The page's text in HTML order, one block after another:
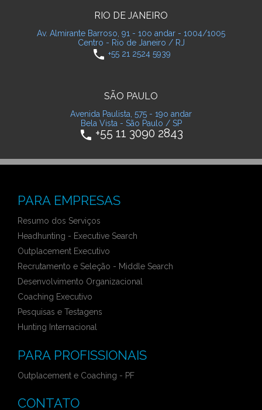
RIO DE JANEIRO
Av. Almirante Barroso, 91 - 10o andar - 1004/1005
Centro - Rio de Janeiro / RJ
phone +55 21 2524 5939
SÃO PAULO
Avenida Paulista, 575 - 19o andar
Bela Vista - São Paulo / SP
phone +55 11 3090 2843
PARA EMPRESAS
Resumo dos Serviços
Headhunting - Executive Search
Outplacement Executivo
Recrutamento e Seleção - Middle Search
Desenvolvimento Organizacional
Coaching Executivo
Pesquisas e Testagens
Hunting Internacional
PARA PROFISSIONAIS
Outplacement e Coaching - PF
CONTATO